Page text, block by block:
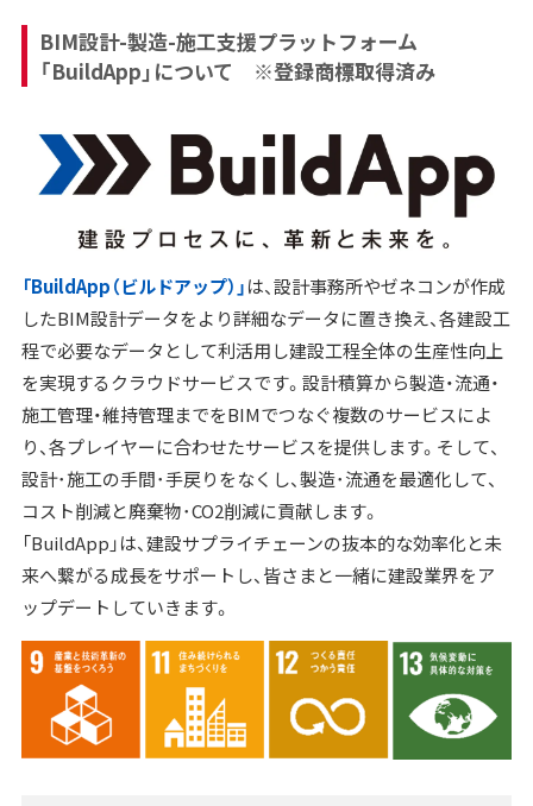
BIM設計-製造-施工支援プラットフォーム
「BuildApp」について ※登録商標取得済み
「BuildApp（ビルドアップ）」は、設計事務所やゼネコンが作成
したBIM設計データをより詳細なデータに置き換え、各建設工
程で必要なデータとして利活用し建設工程全体の生産性向上
を実現するクラウドサービスです。設計積算から製造・流通・
施工管理・維持管理までをBIMでつなぐ複数のサービスによ
り、各プレイヤーに合わせたサービスを提供します。そして、
設計･施工の手間･手戻りをなくし、製造･流通を最適化して、
コスト削減と廃棄物･CO2削減に貢献します。
「BuildApp」は、建設サプライチェーンの抜本的な効率化と未
来へ繋がる成長をサポートし、皆さまと一緒に建設業界をア
ップデートしていきます。